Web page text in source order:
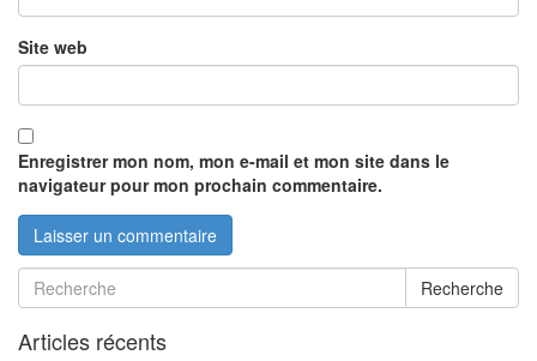
Site web
Enregistrer mon nom, mon e-mail et mon site dans le
navigateur pour mon prochain commentaire.
Recherche
Articles récents